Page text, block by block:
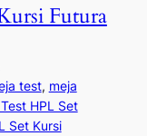
Futura
test, meja
HPL Set
Set Kursi